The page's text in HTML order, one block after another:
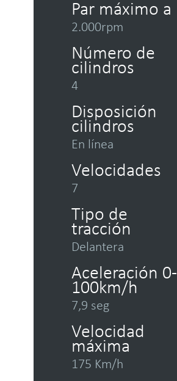
Par máximo a
2.000rpm
Número de
cilindros
4
Disposición
cilindros
En línea
Velocidades
7
Tipo de
tracción
Delantera
Aceleración 0-
100km/h
7,9 seg
Velocidad
máxima
175 Km/h